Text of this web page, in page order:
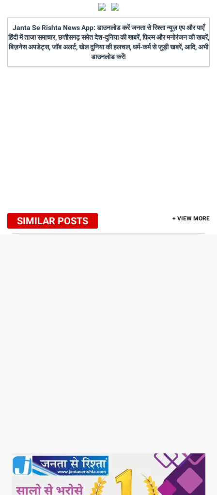
Janta Se Rishta News App: डाउनलोड करें जनता से रिश्ता न्यूज़ एप और पाएँ
हिंदी में ताजा समाचार, छत्तीसगढ़ समेत देश-दुनिया की खबरें, फिल्म और मनोरंजन की खबरें,
बिज़नेस अपडेट्स, जॉब अलर्ट, खेल दुनिया की हलचल, धर्म-कर्म से जुड़ी खबरें, आदि, अभी
डाउनलोड करें!
SIMILAR POSTS + VIEW MORE